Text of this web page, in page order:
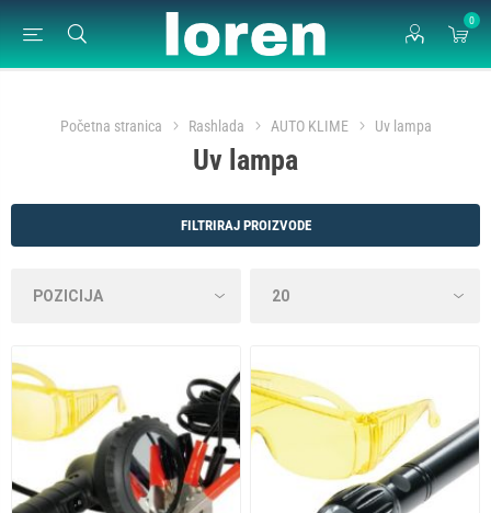
0
Početna stranica Rashlada AUTO KLIME Uv lampa
Uv lampa
FILTRIRAJ PROIZVODE